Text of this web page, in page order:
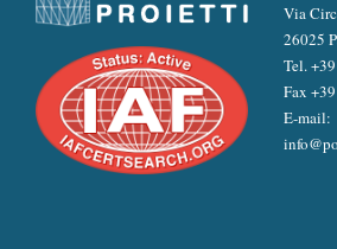
Via
26025
Tel.
Fax
E-mail: